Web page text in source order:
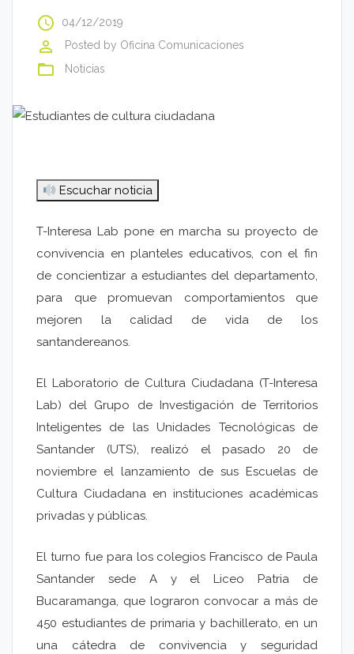
access_time 04/12/2019
perm_identity Posted by Oficina Comunicaciones
folder_open Noticias
Escuchar noticia
T-Interesa Lab pone en marcha su proyecto de
convivencia en planteles educativos, con el fin
de concientizar a estudiantes del departamento,
para que promuevan comportamientos que
mejoren la calidad de vida de los
santandereanos.
El Laboratorio de Cultura Ciudadana (T-Interesa
Lab) del Grupo de Investigación de Territorios
Inteligentes de las Unidades Tecnológicas de
Santander (UTS), realizó el pasado 20 de
noviembre el lanzamiento de sus Escuelas de
Cultura Ciudadana en instituciones académicas
privadas y públicas.
El turno fue para los colegios Francisco de Paula
Santander sede A y el Liceo Patria de
Bucaramanga, que lograron convocar a más de
450 estudiantes de primaria y bachillerato, en un
una cátedra de convivencia y seguridad